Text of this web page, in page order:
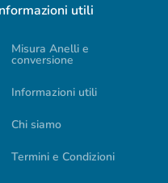
utili
Misura Anelli e
conversione
Informazioni utili
Chi siamo
Termini e Condizioni